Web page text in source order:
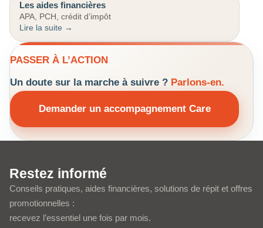
Les aides financières
APA, PCH, crédit d’impôt
PASSER À L’ACTION
Un doute sur la marche à suivre ? Parlons-en.
Demander un accompagnement Care
Restez informé
Conseils pratiques, aides financières, solutions de répit et offres
promotionnelles :
recevez l’essentiel une fois par mois.